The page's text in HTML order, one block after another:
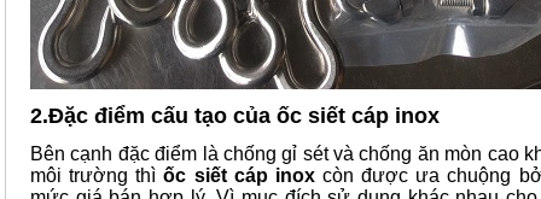
2.Đặc điểm cấu tạo của ốc siết cáp inox
Bên cạnh đặc điểm là chống gỉ sét và chống ăn mòn cao
môi trường thìốc siết cáp inoxcòn được ưa chuộng